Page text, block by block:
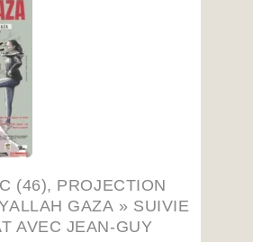
(46), PROJECTION
GAZA » SUIVIE
AVEC JEAN-GUY
présentation par ATTAC du film
le 26 Avril à Souillac Jean-Guy
de l’UJFP sera également
pour échanger avec la salle.